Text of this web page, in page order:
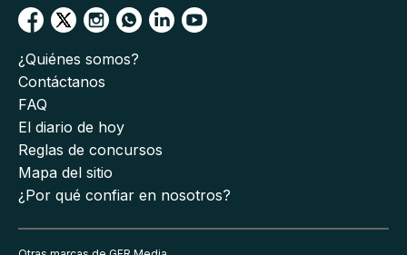
¿Quiénes somos?
Contáctanos
FAQ
El diario de hoy
Reglas de concursos
Mapa del sitio
¿Por qué confiar en nosotros?